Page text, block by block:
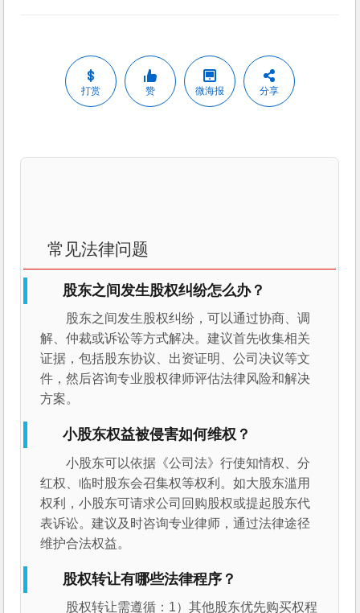
打赏 赞 微海报 分享
常见法律问题
股东之间发生股权纠纷怎么办？
股东之间发生股权纠纷，可以通过协商、调
解、仲裁或诉讼等方式解决。建议首先收集相关
证据，包括股东协议、出资证明、公司决议等文
件，然后咨询专业股权律师评估法律风险和解决
方案。
小股东权益被侵害如何维权？
小股东可以依据《公司法》行使知情权、分
红权、临时股东会召集权等权利。如大股东滥用
权利，小股东可请求公司回购股权或提起股东代
表诉讼。建议及时咨询专业律师，通过法律途径
维护合法权益。
股权转让有哪些法律程序？
股权转让需遵循：1）其他股东优先购买权程